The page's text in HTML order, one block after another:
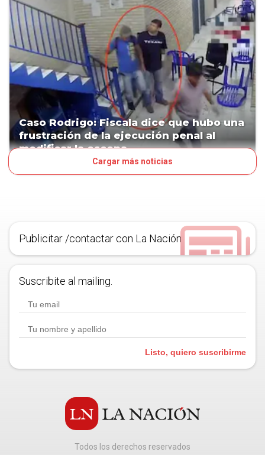
Caso Rodrigo: Fiscala dice que hubo una
frustración de la ejecución penal al
modificar la escena
Cargar más noticias
Publicitar /contactar con La Nación
Suscribite al mailing.
Listo, quiero suscribirme
Todos los derechos reservados